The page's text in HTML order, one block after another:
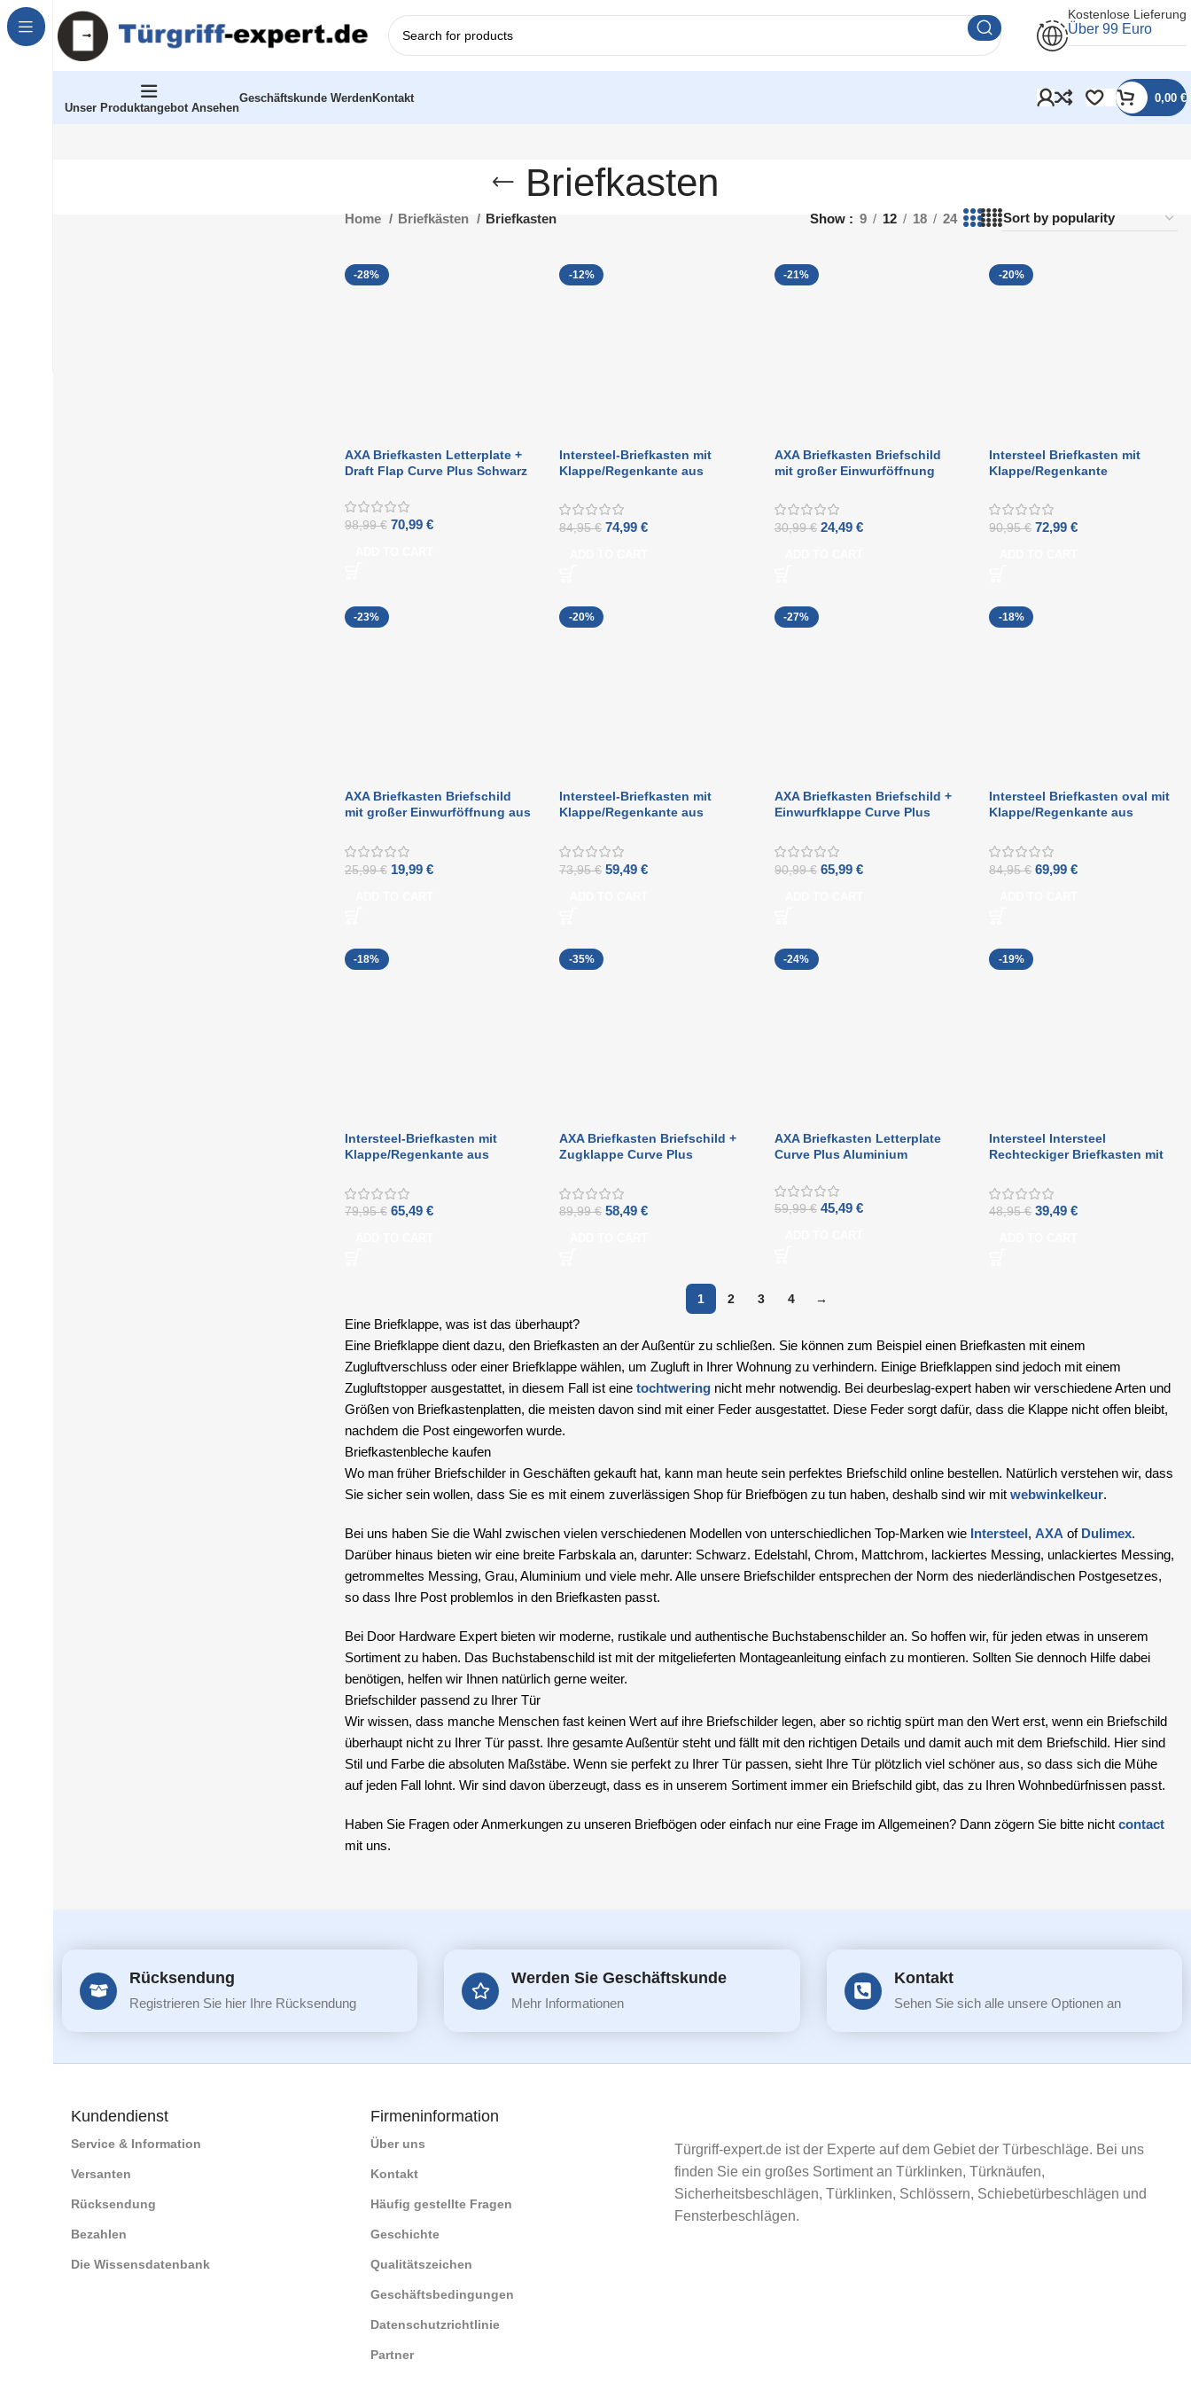
Kostenlose Lieferung
Über 99 Euro
Unser Produktangebot Ansehen
Geschäftskunde WerdenKontakt 0,00 €
Briefkasten
Home Briefkästen Briefkasten Show 9 12 18 24
-28%
AXA Briefkasten Letterplate +
Draft Flap Curve Plus Schwarz
98,99€ 70,99 €
-12%
Intersteel-Briefkasten mit
Klappe/Regenkante aus
84,95€ 74,99€
-21%
AXA Briefkasten Briefschild
mit großer Einwurföffnung
30,99€ 24,49 €
-20%
Intersteel Briefkasten mit
Klappe/Regenkante
90,95€ 72,99€
-23%
AXA Briefkasten Briefschild
mit großer Einwurföffnung aus
25,99€ 19,99 €
-20%
Intersteel-Briefkasten mit
Klappe/Regenkante aus
73,95€ 59,49€
-27%
AXA Briefkasten Briefschild +
Einwurfklappe Curve Plus
90,99€ 65,99 €
-18%
Intersteel Briefkasten oval mit
Klappe/Regenkante aus
84,95€ 69,99€
-18%
Intersteel-Briefkasten mit
Klappe/Regenkante aus
79,95€ 65,49 €
-35%
AXA Briefkasten Briefschild +
Zugklappe Curve Plus
89,99€ 58,49€
-24%
AXA Briefkasten Letterplate
Curve Plus Aluminium
59,99€ 45,49 €
-19%
Intersteel Intersteel
Rechteckiger Briefkasten mit
getrommeltem Messing
48,95€ 39,49€
1 2 3 4 →
Eine Briefklappe, was ist das überhaupt?
Eine Briefklappe dient dazu, den Briefkasten an der Außentür zu schließen. Sie können zum Beispiel einen Briefkasten mit einem
Zugluftverschluss oder einer Briefklappe wählen, um Zugluft in Ihrer Wohnung zu verhindern. Einige Briefklappen sind jedoch mit einem
Zugluftstopper ausgestattet, in diesem Fall ist eine tochtweringnicht mehr notwendig. Bei deurbeslag-expert haben wir verschiedene Arten und
Größen von Briefkastenplatten, die meisten davon sind mit einer Feder ausgestattet. Diese Feder sorgt dafür, dass die Klappe nicht offen bleibt,
nachdem die Post eingeworfen wurde.
Briefkastenbleche kaufen
Wo man früher Briefschilder in Geschäften gekauft hat, kann man heute sein perfektes Briefschild online bestellen. Natürlich verstehen wir, dass
Sie sicher sein wollen, dass Sie es mit einem zuverlässigen Shop für Briefbögen zu tun haben, deshalb sind wir mit webwinkelkeur.
Bei uns haben Sie die Wahl zwischen vielen verschiedenen Modellen von unterschiedlichen Top-Marken wie Intersteel, AXAof Dulimex.
Darüber hinaus bieten wir eine breite Farbskala an, darunter: Schwarz. Edelstahl, Chrom, Mattchrom, lackiertes Messing, unlackiertes Messing,
getrommeltes Messing, Grau, Aluminium und viele mehr. Alle unsere Briefschilder entsprechen der Norm des niederländischen Postgesetzes,
so dass Ihre Post problemlos in den Briefkasten passt.
Bei Door Hardware Expert bieten wir moderne, rustikale und authentische Buchstabenschilder an. So hoffen wir, für jeden etwas in unserem
Sortiment zu haben. Das Buchstabenschild ist mit der mitgelieferten Montageanleitung einfach zu montieren. Sollten Sie dennoch Hilfe dabei
benötigen, helfen wir Ihnen natürlich gerne weiter.
Briefschilder passend zu Ihrer Tür
Wir wissen, dass manche Menschen fast keinen Wert auf ihre Briefschilder legen, aber so richtig spürt man den Wert erst, wenn ein Briefschild
überhaupt nicht zu Ihrer Tür passt. Ihre gesamte Außentür steht und fällt mit den richtigen Details und damit auch mit dem Briefschild. Hier sind
Stil und Farbe die absoluten Maßstäbe. Wenn sie perfekt zu Ihrer Tür passen, sieht Ihre Tür plötzlich viel schöner aus, so dass sich die Mühe
auf jeden Fall lohnt. Wir sind davon überzeugt, dass es in unserem Sortiment immer ein Briefschild gibt, das zu Ihren Wohnbedürfnissen passt.
Haben Sie Fragen oder Anmerkungen zu unseren Briefbögen oder einfach nur eine Frage im Allgemeinen? Dann zögern Sie bitte nicht contact
mit uns.
Rücksendung
Registrieren Sie hier Ihre Rücksendung
Werden Sie Geschäftskunde
Mehr Informationen
Kontakt
Sehen Sie sich alle unsere Optionen an
Kundendienst
Service & Information
Versanten
Rücksendung
Bezahlen
Die Wissensdatenbank
Firmeninformation
Über uns
Kontakt
Häufig gestellte Fragen
Geschichte
Qualitätszeichen
Geschäftsbedingungen
Datenschutzrichtlinie
Partner
Türgriff-expert.de ist der Experte auf dem Gebiet der Türbeschläge. Bei uns
finden Sie ein großes Sortiment an Türklinken, Türknäufen,
Sicherheitsbeschlägen, Türklinken, Schlössern, Schiebetürbeschlägen und
Fensterbeschlägen.